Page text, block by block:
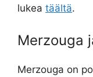
lukea täältä.
Merzouga
Merzouga on